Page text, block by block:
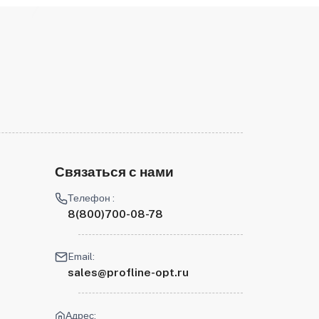
Связаться с нами
Телефон :
8(800)700-08-78
Email:
sales@profline-opt.ru
Адрес: